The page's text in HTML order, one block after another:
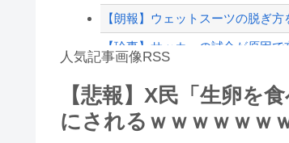
【朗報】ウェットスーツの脱ぎ
【珍事】サッカーの試合が原因で
【言うて人手不足だし？】未経
8/4のニュース
人気記事画像RSS
【悲報】X民「生卵を
にされるｗｗｗｗｗｗ